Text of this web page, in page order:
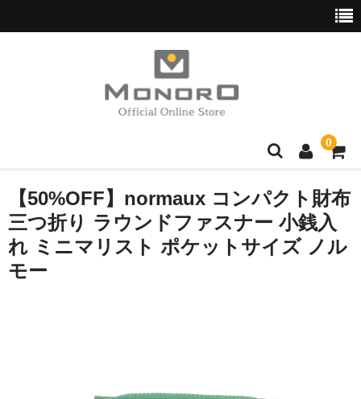
0
ブランド別
Hush Puppies
wott
UNITED COLORS OF BENETTON
【50%OFF】normaux コンパクト財布
三つ折り ラウンドファスナー 小銭入
れ ミニマリスト ポケットサイズ ノル
モー